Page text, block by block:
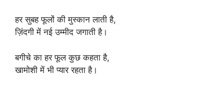
हर सुबह फूलों की मुस्कान लाती है,
ज़िंदगी में नई उम्मीद जगाती है।
बगीचे का हर फूल कुछ कहता है,
खामोशी में भी प्यार रहता है।